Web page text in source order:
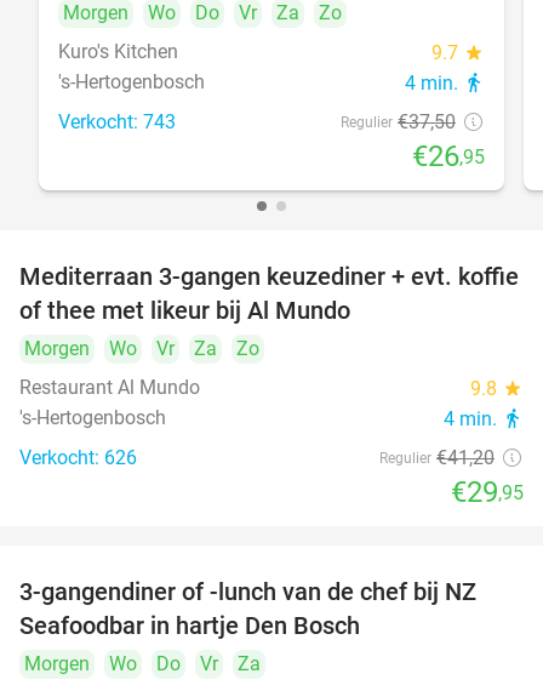
Morgen
Wo Do Vr Za
Zo
Kuro's Kitchen
9.7 star
's-Hertogenbosch 4 min. directions_walk
Verkocht: 743 Regulier €37,50
€26,95
27%
Mediterraan 3-gangen keuzediner + evt. koffie
of thee met likeur bij Al Mundo
Morgen Wo Vr Za
Zo
Restaurant Al Mundo
9.8 star
's-Hertogenbosch 4 min. directions_walk
Verkocht: 626 Regulier €41,20
€29,95
46%
3-gangendiner of -lunch van de chef bij NZ
Seafoodbar in hartje Den Bosch
Morgen Wo Do Vr
Za